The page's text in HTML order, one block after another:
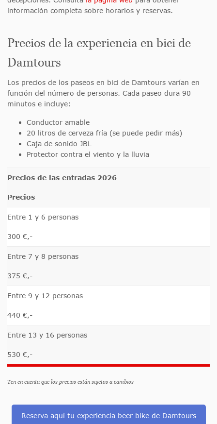
información completa sobre horarios y reservas.
Precios de la experiencia en bici de
Damtours
Los precios de los paseos en bici de Damtours varían en
función del número de personas. Cada paseo dura 90
minutos e incluye:
Conductor amable
20 litros de cerveza fría (se puede pedir más)
Caja de sonido JBL
Protector contra el viento y la lluvia
Precios de las entradas 2026
Precios
Entre 1 y 6 personas
300 €,-
Entre 7 y 8 personas
375 €,-
Entre 9 y 12 personas
440 €,-
Entre 13 y 16 personas
530 €,-
Ten en cuenta que los precios están sujetos a cambios
Reserva aquí tu experiencia beer bike de Damtours